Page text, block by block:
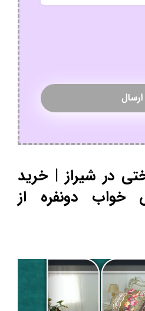
در شیراز | خرید
خواب دونفره از